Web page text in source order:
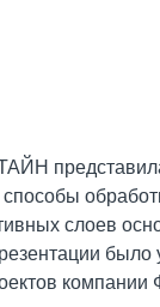
слоев
было